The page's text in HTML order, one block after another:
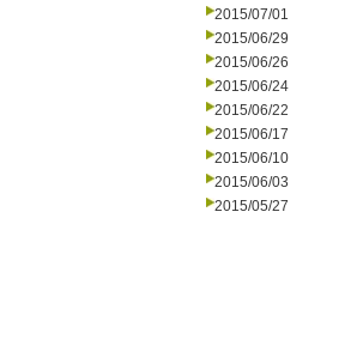
2015/07/01
2015/06/29
2015/06/26
2015/06/24
2015/06/22
2015/06/17
2015/06/10
2015/06/03
2015/05/27